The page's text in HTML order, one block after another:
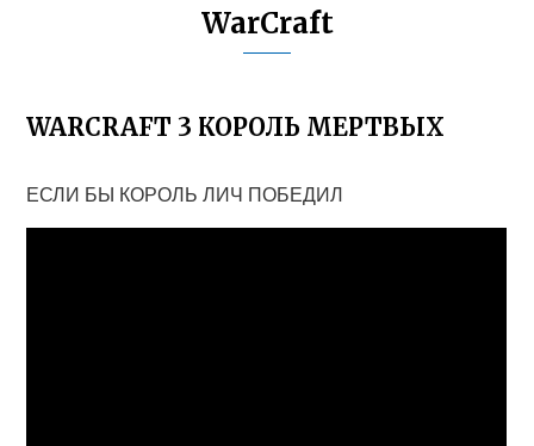
WarCraft
WARCRAFT 3 КОРОЛЬ МЕРТВЫХ
ЕСЛИ БЫ КОРОЛЬ ЛИЧ ПОБЕДИЛ